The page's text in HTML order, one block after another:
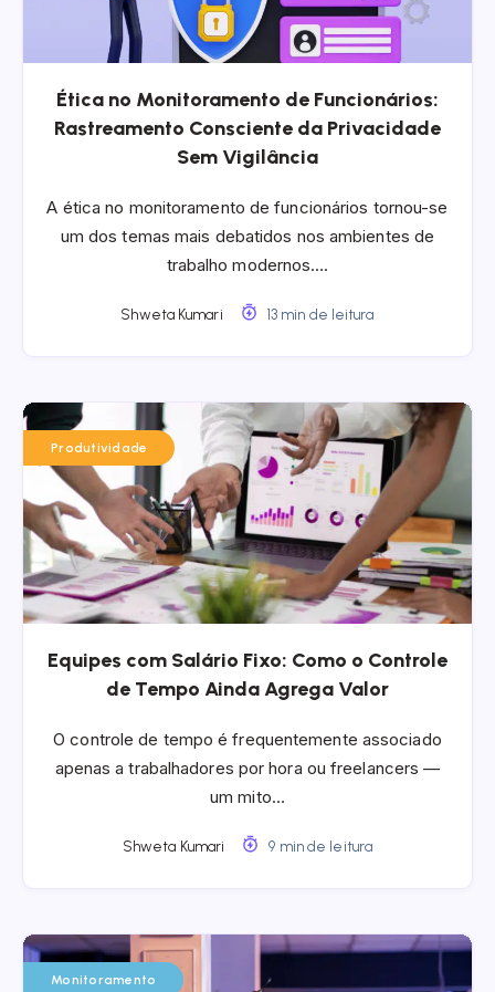
Ética no Monitoramento de Funcionários:
Rastreamento Consciente da Privacidade
Sem Vigilância
A ética no monitoramento de funcionários tornou-se
um dos temas mais debatidos nos ambientes de
trabalho modernos….
Shweta Kumari 13 min de leitura
Produtividade
Equipes com Salário Fixo: Como o Controle
de Tempo Ainda Agrega Valor
O controle de tempo é frequentemente associado
apenas a trabalhadores por hora ou freelancers —
um mito…
Shweta Kumari 9 min de leitura
Monitoramento